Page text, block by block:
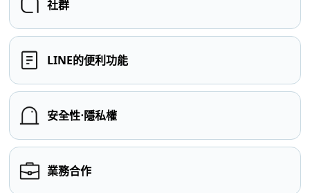
社群
LINE的便利功能
安全性⋅隱私權
業務合作